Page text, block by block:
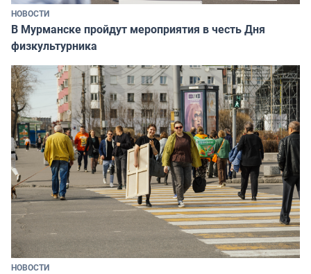
НОВОСТИ
В Мурманске пройдут мероприятия в честь Дня
физкультурника
НОВОСТИ